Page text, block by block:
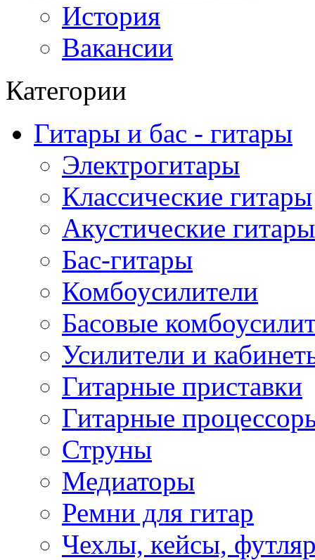
История
Вакансии
Категории
Гитары и бас - гитары
Электрогитары
Классические гитары
Акустические гитары
Бас-гитары
Комбоусилители
Басовые
Усилители и
Гитарные приставки
Гитарные
Струны
Медиаторы
Ремни для гитар
Чехлы, кейсы,